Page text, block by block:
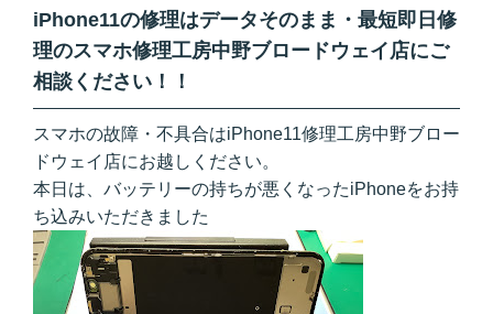
iPhone11の修理はデータそのまま・最短即日修
理のスマホ修理工房中野ブロードウェイ店にご
相談ください！！
スマホの故障・不具合はiPhone11修理工房中野ブロー
ドウェイ店にお越しください。
本日は、バッテリーの持ちが悪くなったiPhoneをお持
ち込みいただきました